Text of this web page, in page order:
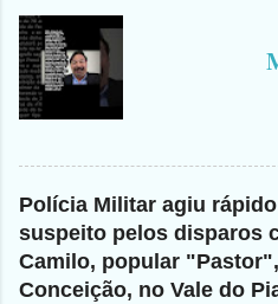
Polícia Militar agiu
suspeito pelos disparos
Camilo, popular
Conceição, no Vale do